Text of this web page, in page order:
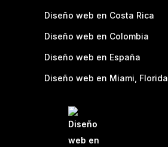
Diseño web en Costa Rica
Diseño web en Colombia
Diseño web en España
Diseño web en Miami, Florida